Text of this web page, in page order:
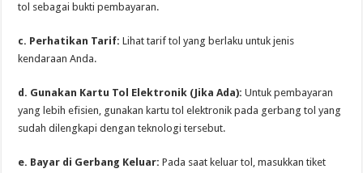
tol sebagai bukti pembayaran.
c. Perhatikan Tarif: Lihat tarif tol yang berlaku untuk jenis
kendaraan Anda.
d. Gunakan Kartu Tol Elektronik (Jika Ada): Untuk pembayaran
yang lebih efisien, gunakan kartu tol elektronik pada gerbang tol yang
sudah dilengkapi dengan teknologi tersebut.
e. Bayar di Gerbang Keluar: Pada saat keluar tol, masukkan tiket